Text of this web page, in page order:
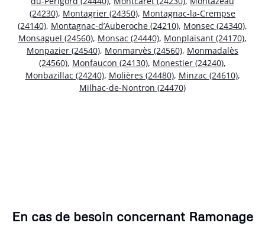
(24230), Montagrier (24350), Montagnac-la-Crempse
(24140), Montagnac-d’Auberoche (24210), Monsec (24340),
Monsaguel (24560), Monsac (24440), Monplaisant (24170),
Monpazier (24540), Monmarvès (24560), Monmadalès
(24560), Monfaucon (24130), Monestier (24240),
Monbazillac (24240), Molières (24480), Minzac (24610),
Milhac-de-Nontron (24470)
En cas de besoin concernant Ramonage